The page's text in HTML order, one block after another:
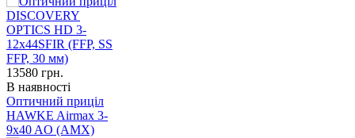
13580 грн.
В наявності
Оптичний приціл
HAWKE Airmax 3-
9x40 AO (AMX)